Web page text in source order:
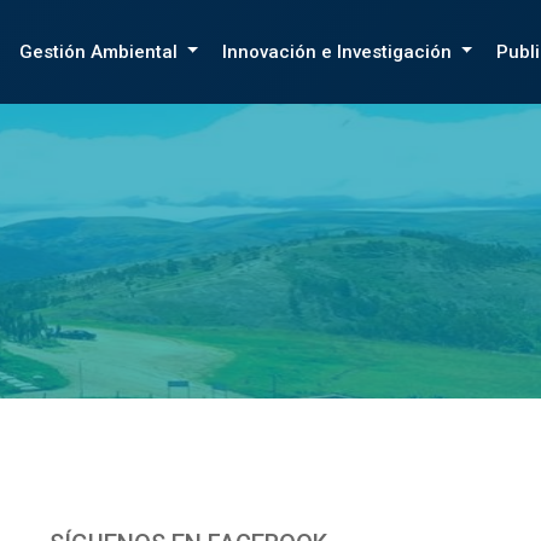
Gestión Ambiental Innovación e Investigación